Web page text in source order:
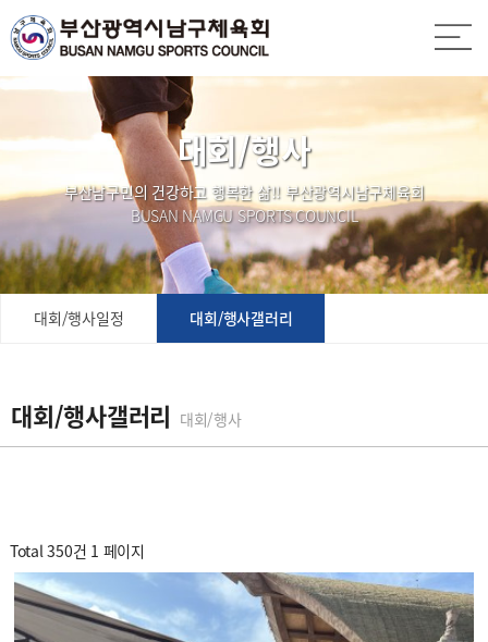
대회/행사
부산남구민의 건강하고 행복한 삶!! 부산광역시남구체육회
BUSAN NAMGU SPORTS COUNCIL
대회/행사일정 대회/행사갤러리
대회/행사갤러리 대회/행사
Total 350건 1 페이지